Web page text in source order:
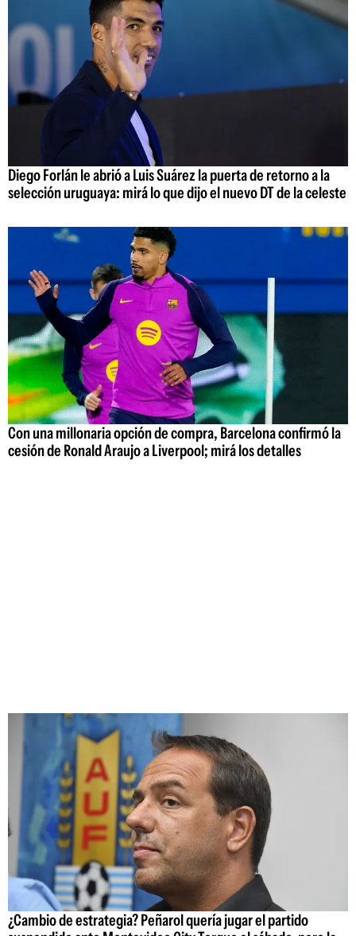
Diego Forlán le abrió a Luis Suárez la puerta de retorno a la
selección uruguaya: mirá lo que dijo el nuevo DT de la celeste
Con una millonaria opción de compra, Barcelona confirmó la
cesión de Ronald Araujo a Liverpool; mirá los detalles
¿Cambio de estrategia? Peñarol quería jugar el partido